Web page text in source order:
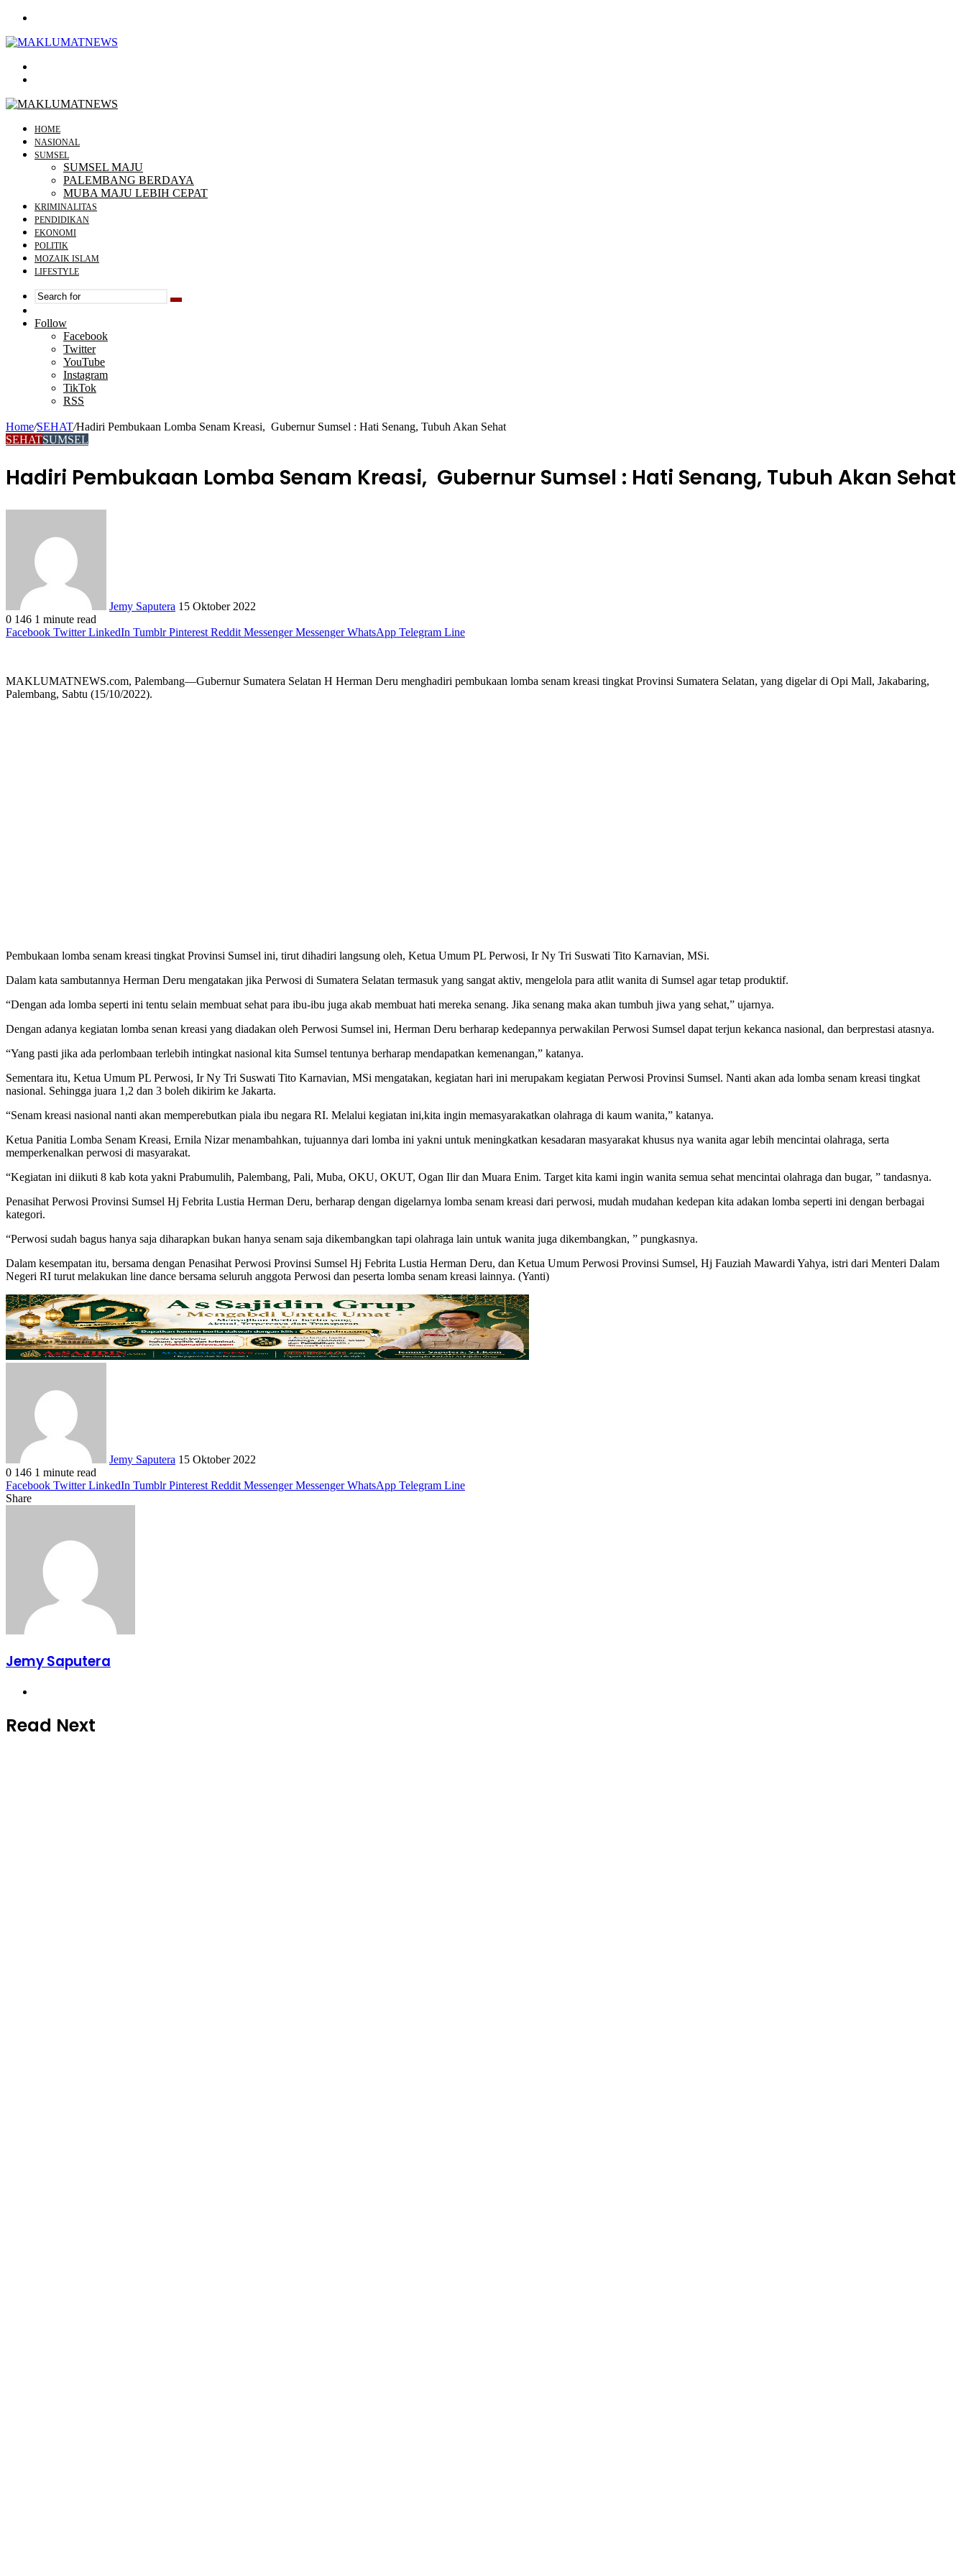
HOME
NASIONAL
SUMSEL
SUMSEL MAJU
PALEMBANG BERDAYA
MUBA MAJU LEBIH CEPAT
KRIMINALITAS
PENDIDIKAN
EKONOMI
POLITIK
MOZAIK ISLAM
LIFESTYLE
Search
Article
Follow
Facebook
Twitter
YouTube
Instagram
TikTok
RSS
Home/SEHAT/Hadiri Pembukaan Lomba Senam Kreasi, Gubernur Sumsel : Hati Senang, Tubuh Akan Sehat
SEHATSUMSEL
Hadiri Pembukaan Lomba Senam Kreasi, Gubernur Sumsel : Hati Senang, Tubuh Akan Sehat
Jemy Saputera 15 Oktober 2022
0 146 1 minute read
Facebook Twitter LinkedIn Tumblr Pinterest Reddit Messenger Messenger WhatsApp Telegram Line
MAKLUMATNEWS.com, Palembang—Gubernur Sumatera Selatan H Herman Deru menghadiri pembukaan lomba senam kreasi tingkat Provinsi Sumatera Selatan, yang digelar di Opi Mall, Jakabaring,
Palembang, Sabtu (15/10/2022).
Pembukaan lomba senam kreasi tingkat Provinsi Sumsel ini, tirut dihadiri langsung oleh, Ketua Umum PL Perwosi, Ir Ny Tri Suswati Tito Karnavian, MSi.
Dalam kata sambutannya Herman Deru mengatakan jika Perwosi di Sumatera Selatan termasuk yang sangat aktiv, mengelola para atlit wanita di Sumsel agar tetap produktif.
“Dengan ada lomba seperti ini tentu selain membuat sehat para ibu-ibu juga akab membuat hati mereka senang. Jika senang maka akan tumbuh jiwa yang sehat,” ujarnya.
Dengan adanya kegiatan lomba senan kreasi yang diadakan oleh Perwosi Sumsel ini, Herman Deru berharap kedepannya perwakilan Perwosi Sumsel dapat terjun kekanca nasional, dan berprestasi atasnya.
“Yang pasti jika ada perlombaan terlebih intingkat nasional kita Sumsel tentunya berharap mendapatkan kemenangan,” katanya.
Sementara itu, Ketua Umum PL Perwosi, Ir Ny Tri Suswati Tito Karnavian, MSi mengatakan, kegiatan hari ini merupakam kegiatan Perwosi Provinsi Sumsel. Nanti akan ada lomba senam kreasi tingkat
nasional. Sehingga juara 1,2 dan 3 boleh dikirim ke Jakarta.
“Senam kreasi nasional nanti akan memperebutkan piala ibu negara RI. Melalui kegiatan ini,kita ingin memasyarakatkan olahraga di kaum wanita,” katanya.
Ketua Panitia Lomba Senam Kreasi, Ernila Nizar menambahkan, tujuannya dari lomba ini yakni untuk meningkatkan kesadaran masyarakat khusus nya wanita agar lebih mencintai olahraga, serta
memperkenalkan perwosi di masyarakat.
“Kegiatan ini diikuti 8 kab kota yakni Prabumulih, Palembang, Pali, Muba, OKU, OKUT, Ogan Ilir dan Muara Enim. Target kita kami ingin wanita semua sehat mencintai olahraga dan bugar, ” tandasnya.
Penasihat Perwosi Provinsi Sumsel Hj Febrita Lustia Herman Deru, berharap dengan digelarnya lomba senam kreasi dari perwosi, mudah mudahan kedepan kita adakan lomba seperti ini dengan berbagai
kategori.
“Perwosi sudah bagus hanya saja diharapkan bukan hanya senam saja dikembangkan tapi olahraga lain untuk wanita juga dikembangkan, ” pungkasnya.
Dalam kesempatan itu, bersama dengan Penasihat Perwosi Provinsi Sumsel Hj Febrita Lustia Herman Deru, dan Ketua Umum Perwosi Provinsi Sumsel, Hj Fauziah Mawardi Yahya, istri dari Menteri Dalam
Negeri RI turut melakukan line dance bersama seluruh anggota Perwosi dan peserta lomba senam kreasi lainnya. (Yanti)
Jemy Saputera 15 Oktober 2022
0 146 1 minute read
Facebook Twitter LinkedIn Tumblr Pinterest Reddit Messenger Messenger WhatsApp Telegram Line
Share
Jemy Saputera
Read Next